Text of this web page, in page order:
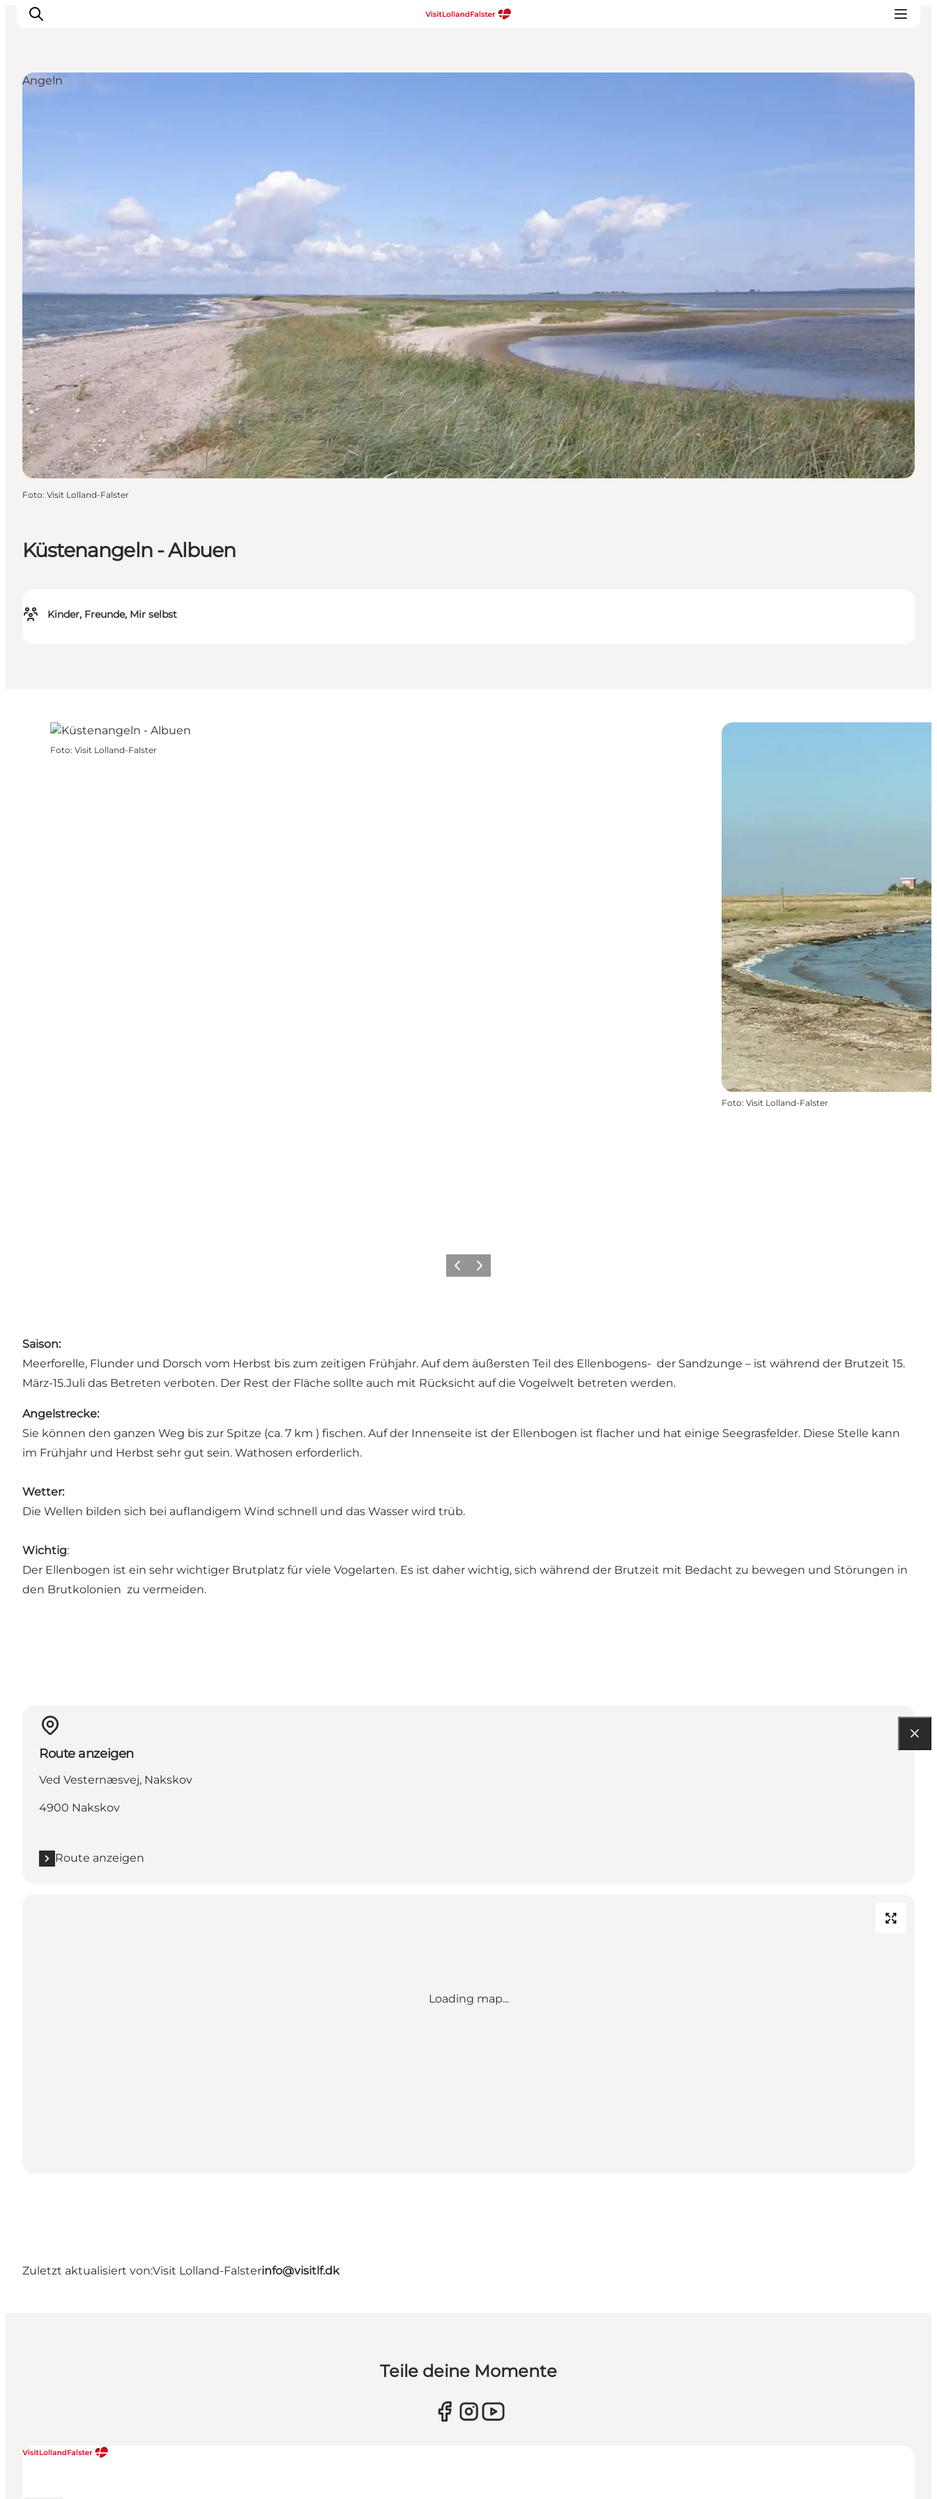
Urlaubsplaner
Küstenangeln - Albuen
Kinder, Freunde, Mir selbst
Angeln
Foto: Visit Lolland-Falster
Foto: Visit Lolland-Falster
Foto: Visit Lolland-Falster
ZurückWeiter
Saison:
Meerforelle, Flunder und Dorsch vom Herbst bis zum zeitigen Frühjahr. Auf dem äußersten Teil des Ellenbogens- der Sandzunge – ist während der Brutzeit 15.
März-15.Juli das Betreten verboten. Der Rest der Fläche sollte auch mit Rücksicht auf die Vogelwelt betreten werden.
Angelstrecke:
Sie können den ganzen Weg bis zur Spitze (ca. 7 km ) fischen. Auf der Innenseite ist der Ellenbogen ist flacher und hat einige Seegrasfelder. Diese Stelle kann
im Frühjahr und Herbst sehr gut sein. Wathosen erforderlich.
Wetter:
Die Wellen bilden sich bei auflandigem Wind schnell und das Wasser wird trüb.
Wichtig:
Der Ellenbogen ist ein sehr wichtiger Brutplatz für viele Vogelarten. Es ist daher wichtig, sich während der Brutzeit mit Bedacht zu bewegen und Störungen in
den Brutkolonien zu vermeiden.
Route anzeigen
Ved Vesternæsvej, Nakskov
4900 Nakskov
Route anzeigen
Loading map...
Zuletzt aktualisiert von:Visit Lolland-Falsterinfo@visitlf.dk
Teile deine Momente